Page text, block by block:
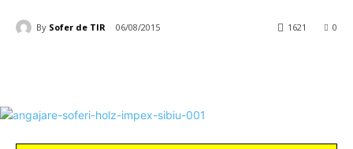
By Sofer de TIR 06/08/2015 0
1621